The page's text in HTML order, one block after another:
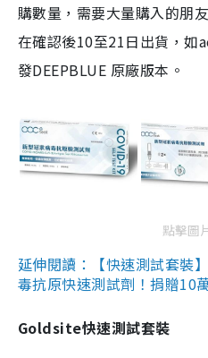
購數量，需要大量購入的朋
在確認後10至21日出貨，如
發DEEPBLUE 原廠版本。
點擊圖
延伸閱讀：【快速測試套裝
毒抗原快速測試劑！捐贈10
Goldsite快速測試套裝